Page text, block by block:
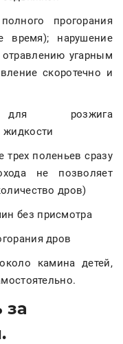
прогорания
время); нарушение
угарным
скоротечно и
розжига
поленьев сразу
не позволяет
дров)
без присмотра
дров
камина детей,
за